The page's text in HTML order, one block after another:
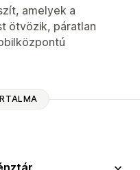
amelyek a
ötvözik, páratlan